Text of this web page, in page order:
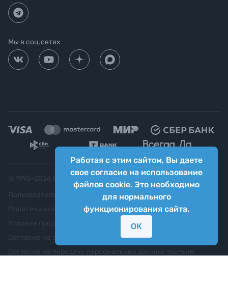
Работая с этим сайтом, Вы даете
свое согласие на использование
файлов cookie. Это необходимо
для нормального
функционирования сайта.
ОК
Мы в соц.сетях
Яркий фотомаркет ("Яркий Мир")
Пользовательское соглашение
Политика конфиденциальности
Согласие на обработку персональных данных
Согласие на передачу персональных данных третьим